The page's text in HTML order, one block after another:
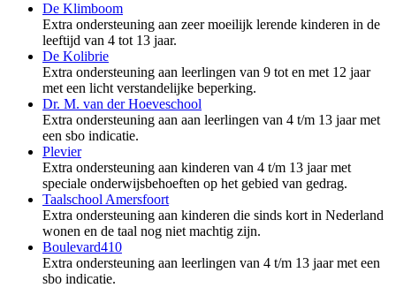
De Klimboom
Extra ondersteuning aan zeer moeilijk lerende kinderen in de
leeftijd van 4 tot 13 jaar.
De Kolibrie
Extra ondersteuning aan leerlingen van 9 tot en met 12 jaar
met een licht verstandelijke beperking.
Dr. M. van der Hoeveschool
Extra ondersteuning aan aan leerlingen van 4 t/m 13 jaar met
een sbo indicatie.
Plevier
Extra ondersteuning aan kinderen van 4 t/m 13 jaar met
speciale onderwijsbehoeften op het gebied van gedrag.
Taalschool Amersfoort
Extra ondersteuning aan kinderen die sinds kort in Nederland
wonen en de taal nog niet machtig zijn.
Boulevard410
Extra ondersteuning aan leerlingen van 4 t/m 13 jaar met een
sbo indicatie.